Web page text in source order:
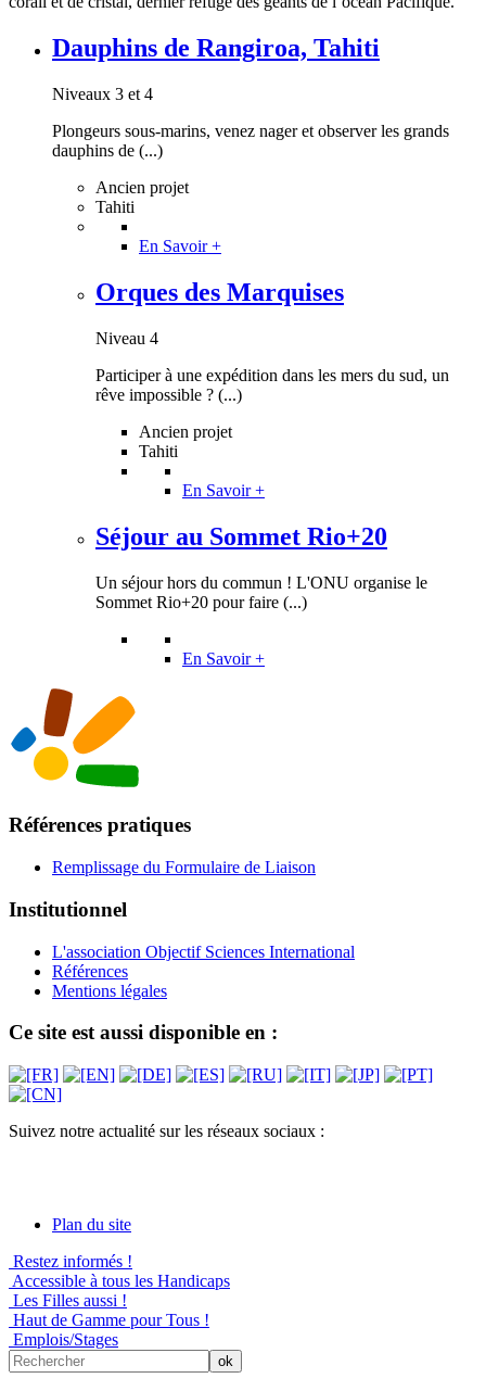
Dauphins de Rangiroa, Tahiti
Niveaux 3 et 4
Plongeurs sous-marins, venez nager et observer les grands
dauphins de (...)
Ancien projet
Tahiti
En Savoir +
Orques des Marquises
Niveau 4
Participer à une expédition dans les mers du sud, un
rêve impossible ? (...)
Ancien projet
Tahiti
En Savoir +
Séjour au Sommet Rio+20
Un séjour hors du commun ! L'ONU organise le
Sommet Rio+20 pour faire (...)
En Savoir +
Références pratiques
Remplissage du Formulaire de Liaison
Institutionnel
L'association Objectif Sciences International
Références
Mentions légales
Ce site est aussi disponible en :
Suivez notre actualité sur les réseaux sociaux :
Plan du site
Restez informés !
Accessible à tous les Handicaps
Les Filles aussi !
Haut de Gamme pour Tous !
Emplois/Stages